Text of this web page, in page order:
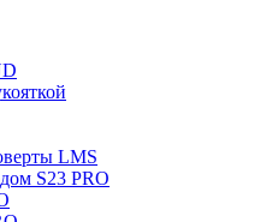
LMS
S23 PRO